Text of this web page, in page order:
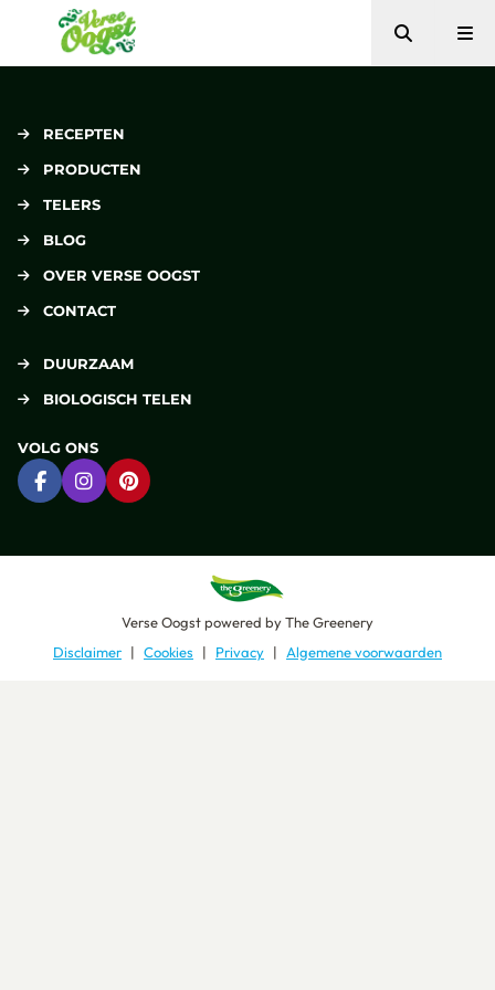
Verse Oogst
Zoeken
RECEPTEN
PRODUCTEN
TELERS
BLOG
OVER VERSE OOGST
CONTACT
DUURZAAM
BIOLOGISCH TELEN
VOLG ONS
Ga naar Facebook
Ga naar Instagram
Ga naar Pinterest
Verse Oogstpowered byThe Greenery
Disclaimer
Cookies Privacy Algemene voorwaarden